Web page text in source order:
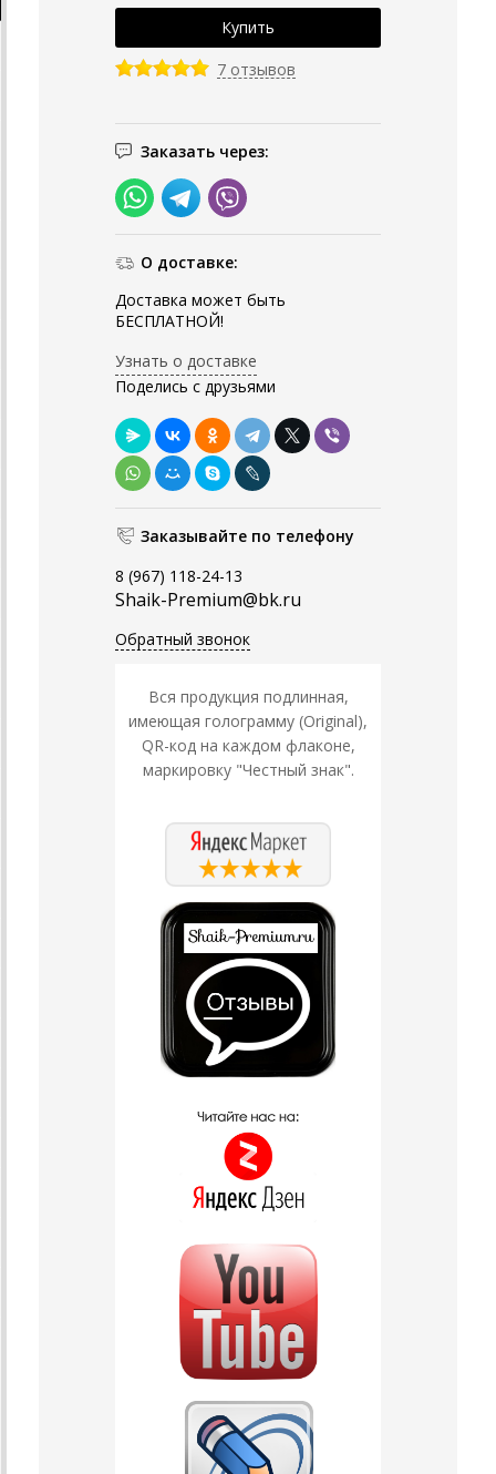
7 отзывов
Заказать через:
О доставке:
Доставка может быть
БЕСПЛАТНОЙ!
Узнать о доставке
Поделись с друзьями
Заказывайте по телефону
8 (967) 118-24-13
Shaik-Premium@bk.ru
Обратный звонок
Вся продукция подлинная,
имеющая голограмму (Original),
QR-код на каждом флаконе,
маркировку "Честный знак".